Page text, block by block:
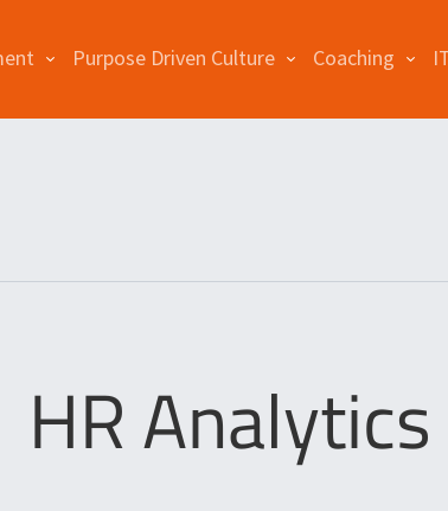
Purpose Driven Culture Coaching
HR Analytics